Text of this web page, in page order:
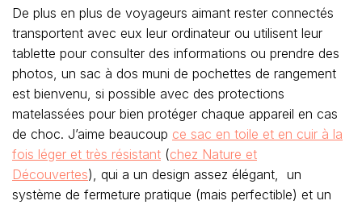
De plus en plus de voyageurs aimant rester connectés
transportent avec eux leur ordinateur ou utilisent leur
tablette pour consulter des informations ou prendre des
photos, un sac à dos muni de pochettes de rangement
est bienvenu, si possible avec des protections
matelassées pour bien protéger chaque appareil en cas
de choc. J’aime beaucoup ce sac en toile et en cuir à la
fois léger et très résistant (chez Nature et
Découvertes), qui a un design assez élégant, un
système de fermeture pratique (mais perfectible) et un